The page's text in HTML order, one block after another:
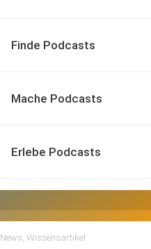
Finde Podcasts
Mache Podcasts
Erlebe Podcasts